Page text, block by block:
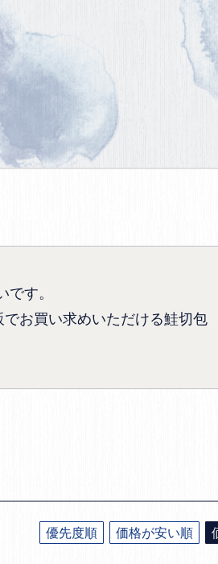
す。
でお買い求めいただける鮭切包
優先度順 価格が安い順